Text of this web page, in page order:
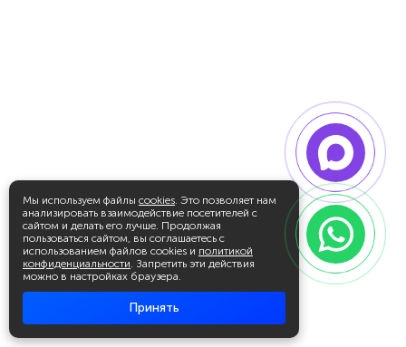
Мы используем файлы cookies. Это позволяет нам
анализировать взаимодействие посетителей с
сайтом и делать его лучше. Продолжая
пользоваться сайтом, вы соглашаетесь с
использованием файлов cookies и политикой
конфиденциальности. Запретить эти действия
можно в настройках браузера.
Принять